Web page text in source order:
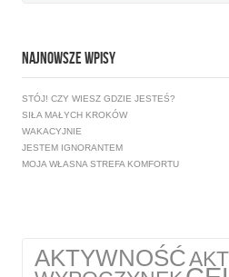
NAJNOWSZE WPISY
STÓJ! CZY WIESZ GDZIE JESTEŚ?
SIŁA MAŁYCH KROKÓW
WAKACYJNIE
JESTEM IGNORANTEM
MOJA WŁASNA STREFA KOMFORTU
AKTYWNOŚĆ